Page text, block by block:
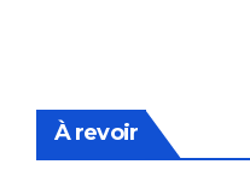
À revoir